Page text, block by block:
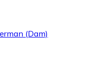
(Dam)